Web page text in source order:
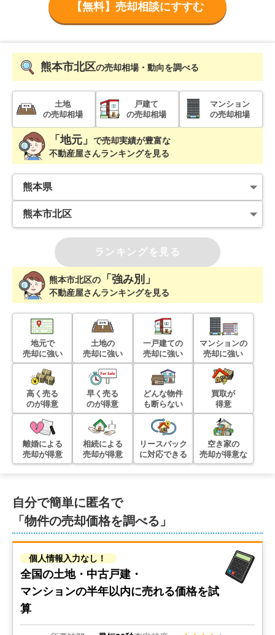
【無料】売却相談にすすむ
熊本市北区の売却相場・動向を調べる
土地
の売却相場
戸建て
の売却相場
マンション
の売却相場
「地元」 で売却実績が豊富な
不動産屋さんランキングを見る
ランキングを見る
熊本市北区の「強み別」
不動産屋さんランキングを見る
地元で
売却に強い
土地の
売却に強い
一戸建ての
売却に強い
マンションの
売却に強い
高く売る
のが得意
早く売る
のが得意
どんな物件
も断らない
買取が
得意
離婚による
売却が得意
相続による
売却が得意
リースバック
に対応できる
空き家の
売却が得意な
自分で簡単に匿名で
「物件の売却価格を調べる」
個人情報入力なし！
全国の土地・中古戸建・
マンションの半年以内に売れる価格を試
算